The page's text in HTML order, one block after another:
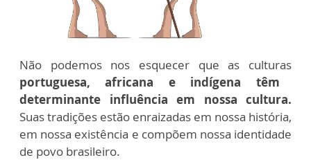
Não podemos nos esquecer que as culturas
portuguesa, africana e indígena têm
determinante influência em nossa cultura.
Suas tradições estão enraizadas em nossa história,
em nossa existência e compõem nossa identidade
de povo brasileiro.